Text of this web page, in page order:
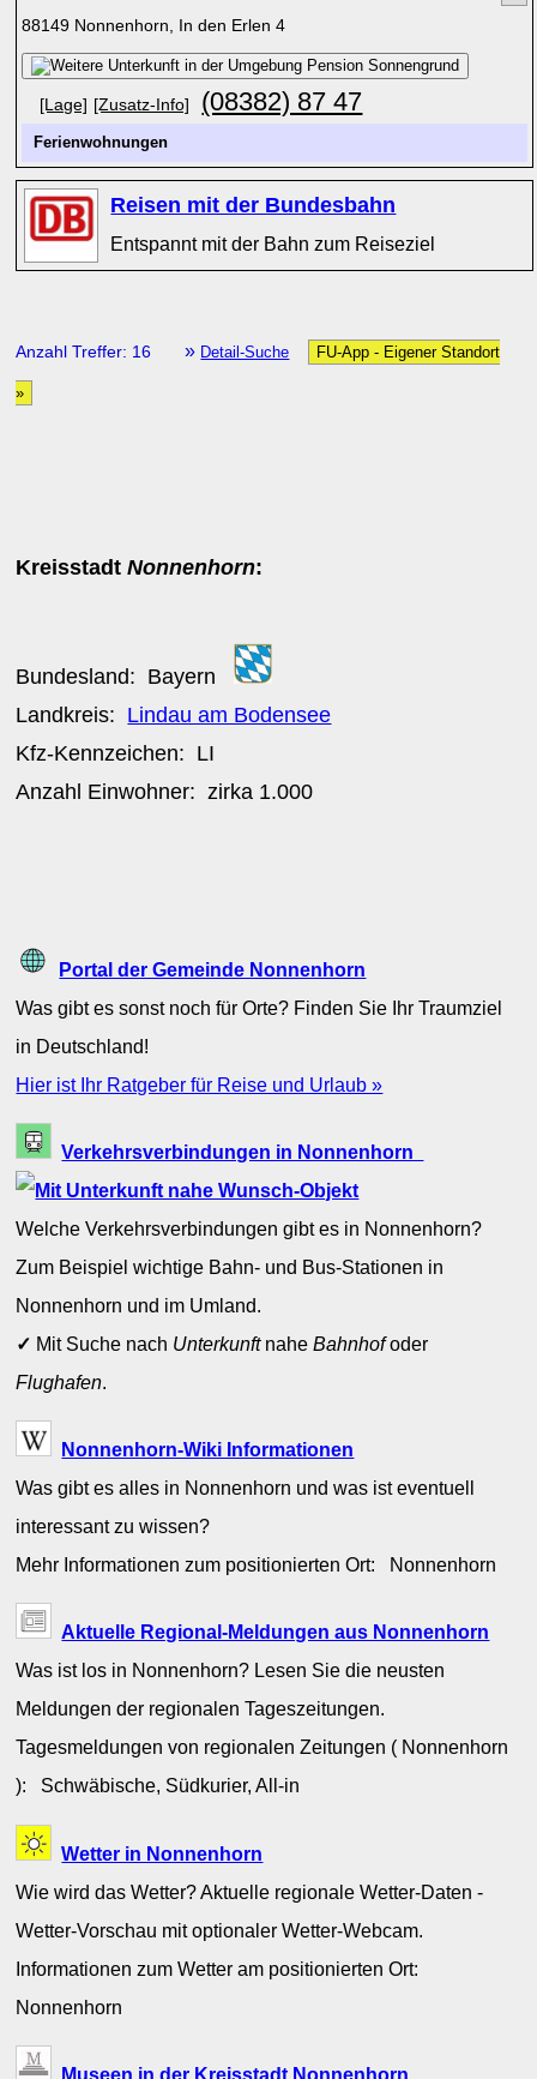
88149 Nonnenhorn, In den Erlen 4
[Lage] [Zusatz-Info] (08382) 87 47
Ferienwohnungen
Reisen mit der Bundesbahn
Entspannt mit der Bahn zum Reiseziel
Anzahl Treffer: 16 » Detail-Suche FU-App - Eigener Standort
»
KreisstadtNonnenhorn:
Bundesland: Bayern
Landkreis: Lindau am Bodensee
Kfz-Kennzeichen: LI
Anzahl Einwohner: zirka 1.000
Portal der Gemeinde Nonnenhorn
Was gibt es sonst noch für Orte? Finden Sie Ihr Traumziel
in Deutschland!
Hier ist Ihr Ratgeber für Reise und Urlaub »
Verkehrsverbindungen in Nonnenhorn
Welche Verkehrsverbindungen gibt es in Nonnenhorn?
Zum Beispiel wichtige Bahn- und Bus-Stationen in
Nonnenhorn und im Umland.
✓ Mit Suche nach UnterkunftnaheBahnhofoder
Flughafen.
Nonnenhorn-Wiki Informationen
Was gibt es alles in Nonnenhorn und was ist eventuell
interessant zu wissen?
Mehr Informationen zum positionierten Ort: Nonnenhorn
Aktuelle Regional-Meldungen aus Nonnenhorn
Was ist los in Nonnenhorn? Lesen Sie die neusten
Meldungen der regionalen Tageszeitungen.
Tagesmeldungen von regionalen Zeitungen ( Nonnenhorn
): Schwäbische, Südkurier, All-in
Wetter in Nonnenhorn
Wie wird das Wetter? Aktuelle regionale Wetter-Daten -
Wetter-Vorschau mit optionaler Wetter-Webcam.
Informationen zum Wetter am positionierten Ort:
Nonnenhorn
Museen in der Kreisstadt Nonnenhorn